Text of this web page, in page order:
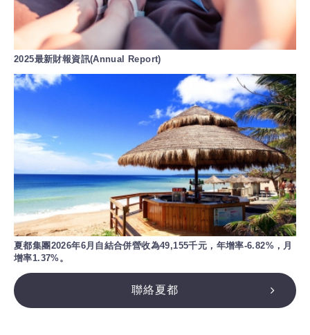
2025最新財報資訊(Annual Report)
夏都集團2026年6月自結合併營收為49,155千元，年增率-6.82%，月
增率1.37%。
聯絡夏都